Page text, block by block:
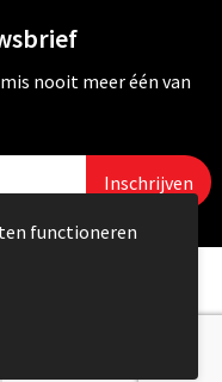
nooit meer één van
2026
functioneren